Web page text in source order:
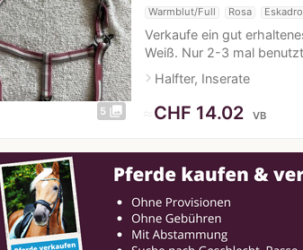
5 photo_library
Warmblut/Full Rosa
Verkaufe ein gut
Weiß. Nur 2-3 mal
navigate_nextHalfter, Inserate
≈CHF 14.02 VB